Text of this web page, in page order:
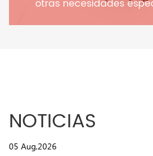
otras necesidades
NOTICIAS
05 Aug,2026